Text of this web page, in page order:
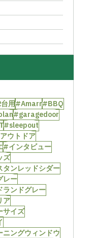
用#Amarr#BBQ
#garagedoor
#sleepout
ウトドア
#インタビュー
ズ
ンレッドシダー
レー
ランドグレー
ア
サイズ
ングウィンドウ